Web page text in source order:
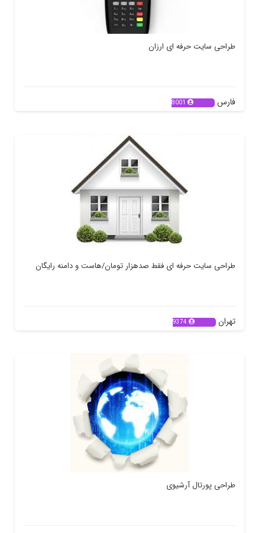
طراحی سایت حرفه ای ارزان
فارس 8001
طراحی سایت حرفه ای فقط صدهزار تومان/هاست و دامنه رایگان
تهران 9374
طراحی پورتال آرشیوی